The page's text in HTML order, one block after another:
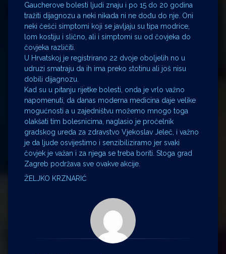
Gaucherove bolesti ljudi znaju i po 15 do 20 godina
tražiti dijagnozu a neki nikada ni ne dođu do nje. Oni
neki češći simptomi koji se javljaju su tipa modrice,
lom kostiju i slično, ali i simptomi su od čovjeka do
čovjeka različiti.
U Hrvatskoj je registrirano 22 dvoje oboljelih no u
udruzi smatraju da ih ima preko stotinu ali još nisu
dobili dijagnozu.
Kad su u pitanju rijetke bolesti, onda je vrlo važno
napomenuti, da danas moderna medicina daje velike
mogućnosti a u zajedništvu možemo mnogo toga
olakšati tim bolesnicima, naglasio je pročelnik
gradskog ureda za zdravstvo Vjekoslav Jeleč, i važno
je da ljude osvijestimo i senzibiliziramo jer svaki
čovjek je važan i za njega se treba boriti. Stoga grad
Zagreb podržava sve ovakve akcije.
ŽELJKO KRZNARIĆ